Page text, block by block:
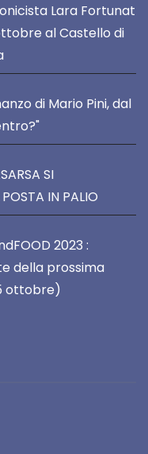
Lara Fortunat
al Castello di
di Mario Pini, dal
SI
IN PALIO
2023 :
della prossima
ottobre)